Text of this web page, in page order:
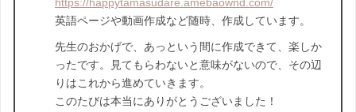
英語ページや動画作成など随時、作成しています。
先生のおかげで、あっという間に作成できて、楽しか
ったです。見てもらわないと意味がないので、その辺
りはこれから進めていきます。
このたびは本当にありがとうございました！